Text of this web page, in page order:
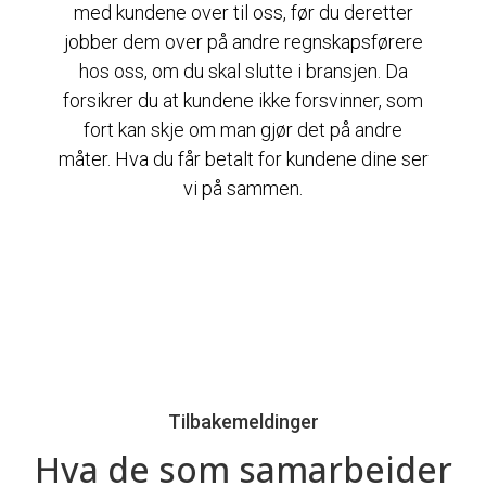
med kundene over til oss, før du deretter
jobber dem over på andre regnskapsførere
hos oss, om du skal slutte i bransjen. Da
forsikrer du at kundene ikke forsvinner, som
fort kan skje om man gjør det på andre
måter. Hva du får betalt for kundene dine ser
vi på sammen.
Tilbakemeldinger
Hva de som samarbeider